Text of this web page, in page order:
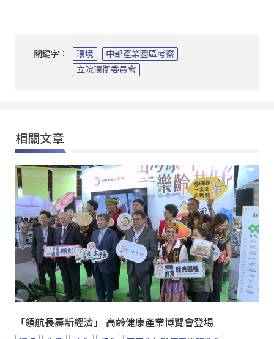
關鍵字： 環境
中部產業園區考察
立院環衛委員會
相關文章
「領航長壽新經濟」 高齡健康產業博覽會登場